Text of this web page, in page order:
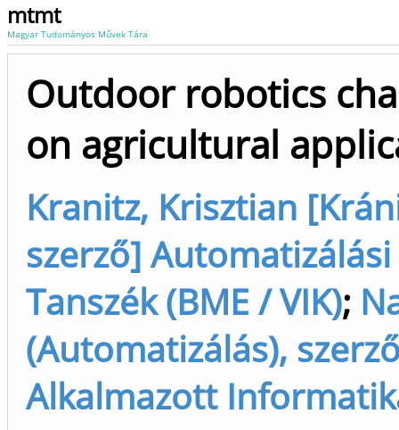
mtmt
Magyar Tudományos Művek Tára
Outdoor robotics
on agricultural
Kranitz, Krisztian
szerző]
Tanszék (BME / VIK);
(Automatizálás),
Alkalmazott